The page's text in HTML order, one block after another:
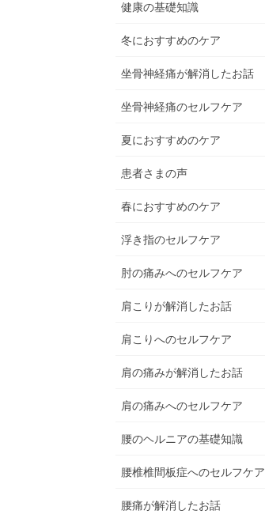
健康の基礎知識
冬におすすめのケア
坐骨神経痛が解消したお話
坐骨神経痛のセルフケア
夏におすすめのケア
患者さまの声
春におすすめのケア
浮き指のセルフケア
肘の痛みへのセルフケア
肩こりが解消したお話
肩こりへのセルフケア
肩の痛みが解消したお話
肩の痛みへのセルフケア
腰のヘルニアの基礎知識
腰椎椎間板症へのセルフケア
腰痛が解消したお話